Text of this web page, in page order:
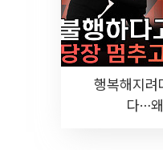
행복해지려
다⋯